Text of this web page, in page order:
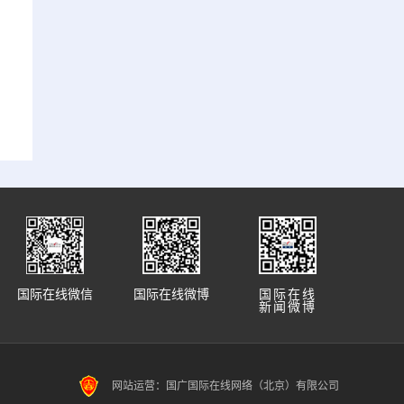
国际在线
新闻微博
国际在线微博
国际在线微信
网站运营：国广国际在线网络（北京）有限公司